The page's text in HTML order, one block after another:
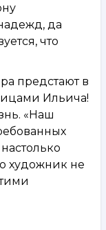
да
что
предстают в
Ильича!
«Наш
художник не